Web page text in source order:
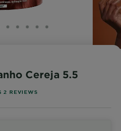
1 2 3
SLIDE 4
SLIDE 5
SLIDE 6
SLIDE 7
SLIDE 8
Cereja 5.5
on reviews
2 REVIEWS